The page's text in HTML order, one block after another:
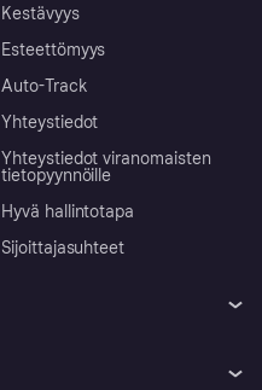
Kestävyys
Esteettömyys
Auto-Track
Yhteystiedot
Yhteystiedot viranomaisten
tietopyynnöille
Hyvä hallintotapa
Sijoittajasuhteet